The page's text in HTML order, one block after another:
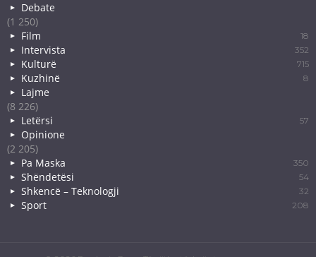
Debate
(1 250)
Film
18
Intervista 352
Kulturë 715
Kuzhinë 8
Lajme
(8 226)
Letërsi
57
Opinione
(2 205)
Pa Maska
350
Shëndetësi 54
Shkencë – Teknologji 32
Sport 208